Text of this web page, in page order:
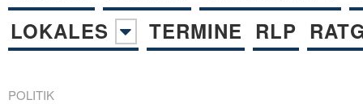
LOKALES
TERMINE RLP
POLITIK